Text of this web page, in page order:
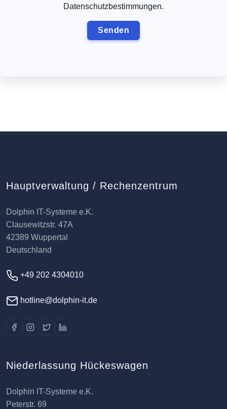
Datenschutzbestimmungen.
Hauptverwaltung / Rechenzentrum
Dolphin IT-Systeme e.K.
Clausewitzstr. 47A
42389 Wuppertal
Deutschland
+49 202 4304010
hotline@dolphin-it.de
Niederlassung Hückeswagen
Dolphin IT-Systeme e.K.
Peterstr. 69